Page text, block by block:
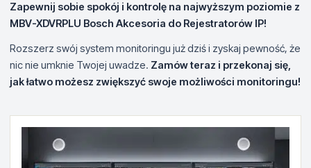
Zapewnij sobie spokój i kontrolę na najwyższym poziomie z
MBV-XDVRPLU Bosch Akcesoria do Rejestratorów IP!
Rozszerz swój system monitoringu już dziś i zyskaj pewność, że
nic nie umknie Twojej uwadze. Zamów teraz i przekonaj się,
jak łatwo możesz zwiększyć swoje możliwości monitoringu!